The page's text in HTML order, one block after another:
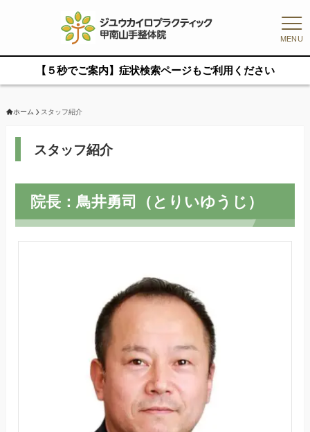
MENU
【５秒でご案内】症状検索ページもご利用ください
ホーム スタッフ紹介
スタッフ紹介
院長：鳥井勇司（とりいゆうじ）